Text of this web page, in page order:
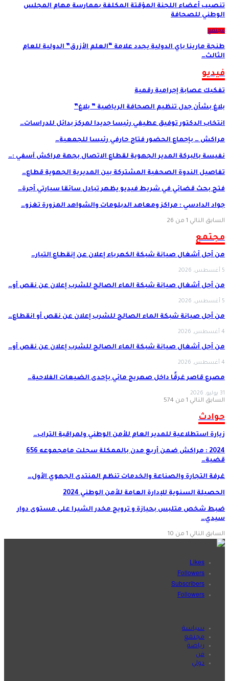
تنصيب أعضاء اللجنة المؤقتة المكلفة بممارسة مهام المجلس
الوطني للصحافة
مجتمع
طنجة مارينا باي الدولية يجدد علامة “العلم الأزرق” الدولية للعام
الثالث…
فيديو
تفكيك عصابة إجرامية رقمية
بلاغ بشأن جدل تنظيم الصحافة الرياضية ” بلاغ”
انتخاب الدكتور توفيق عطيفي رئيسا جديدا لمركز بدائل للدراسات…
مراكش … بإجماع الحضور فتاح حارفي رئيسا للجمعية…
نفيسة بالبركة المدير الجهوية لقطاع الاتصال بجهة مراكش آسفي :…
تفاصيل الندوة الصحفية المشتركة بين المديرية الجهوية قطاع…
فتح بحث قضائي في شريط فيديو يظهر تبادل سائقا سيارتي أجرة…
جواد الدادسي : مراكز ومعاهد الدبلومات والشواهد المزورة تغزو…
السابق التالي 1 من 26
مجتمع
من أجل أشغال صيانة شبكة الكهرباء إعلان عن إنقطاع التيار…
5 أغسطس, 2026
من أجل أشغال صيانة شبكة الماء الصالح للشرب إعلان عن نقص أو…
5 أغسطس, 2026
من أجل صيانة شبكة الماء الصالح للشرب إعلان عن نقص أو انقطاع…
4 أغسطس, 2026
من أجل أشغال صيانة شبكة الماء الصالح للشرب إعلان عن نقص أو…
4 أغسطس, 2026
مصرع قاصر غرقًا داخل صهريج مائي بإحدى الضيعات الفلاحية…
31 يوليو, 2026
السابق التالي 1 من 574
حوادث
زيارة استطلاعية للمدير العام للأمن الوطني ولمراقبة التراب…
2024 : مراكش ضمن أربع مدن بالممكلة سجلت مامجموعه 656
قضية…
غرفة التجارة والصناعة والخدمات تنظم المنتدى الجهوي الأول…
الحصيلة السنوية للإدارة العامة للأمن الوطني 2024
ضبط شخص متلبس بحيازة و ترويج مخدر الشيرا على مستوى دوار
سيدي…
السابق التالي 1 من 10
Likes
Followers
Subscribers
Followers
سياسة
مجتمع
رياضة
فن
دولي